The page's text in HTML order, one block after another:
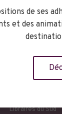
de
Libraires du Sud
de ses
et des